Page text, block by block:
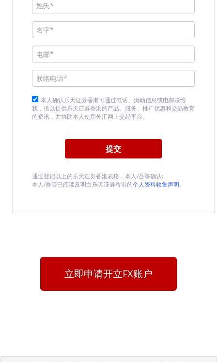
本人确认乐天证券香港可通过电话、流动信息或电邮联络
我，借以提供乐天证券香港的产品、服务、推广优惠和交易教育
的资讯，并协助本人使用外汇网上交易平台。
通过登记以上的乐天证券香港表格，本人/吾等确认:
本人/吾等已阅读及明白乐天证券香港的个人资料收集声明。
立即申请开立FX账户